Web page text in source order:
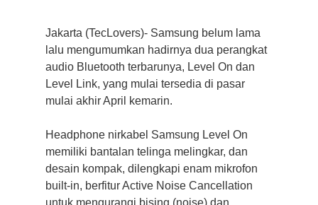
Jakarta (TecLovers)- Samsung belum lama
lalu mengumumkan hadirnya dua perangkat
audio Bluetooth terbarunya, Level On dan
Level Link, yang mulai tersedia di pasar
mulai akhir April kemarin.
Headphone nirkabel Samsung Level On
memiliki bantalan telinga melingkar, dan
desain kompak, dilengkapi enam mikrofon
built-in, berfitur Active Noise Cancellation
untuk mengurangi bising (noise) dan